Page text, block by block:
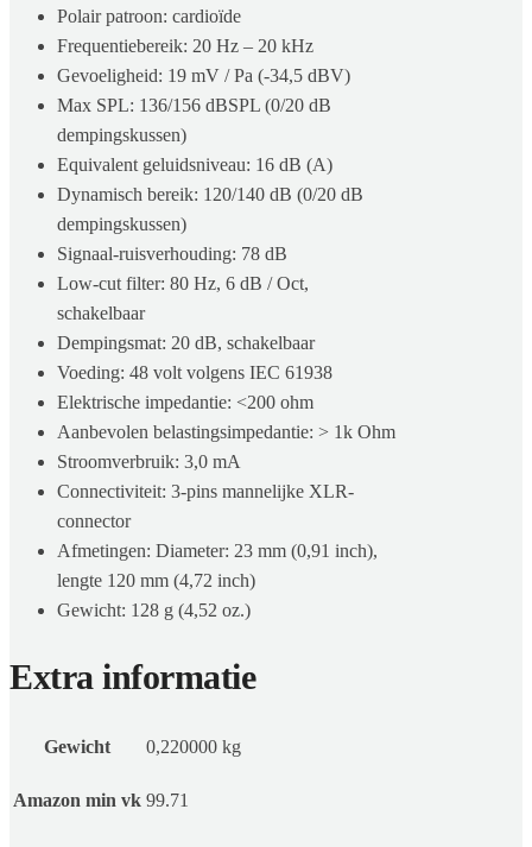
Polair patroon: cardioïde
Frequentiebereik: 20 Hz – 20 kHz
Gevoeligheid: 19 mV / Pa (-34,5 dBV)
Max SPL: 136/156 dBSPL (0/20 dB
dempingskussen)
Equivalent geluidsniveau: 16 dB (A)
Dynamisch bereik: 120/140 dB (0/20 dB
dempingskussen)
Signaal-ruisverhouding: 78 dB
Low-cut filter: 80 Hz, 6 dB / Oct,
schakelbaar
Dempingsmat: 20 dB, schakelbaar
Voeding: 48 volt volgens IEC 61938
Elektrische impedantie: <200 ohm
Aanbevolen belastingsimpedantie: > 1k Ohm
Stroomverbruik: 3,0 mA
Connectiviteit: 3-pins mannelijke XLR-
connector
Afmetingen: Diameter: 23 mm (0,91 inch),
lengte 120 mm (4,72 inch)
Gewicht: 128 g (4,52 oz.)
Extra informatie
Gewicht 0,220000 kg
Amazon min vk 99.71